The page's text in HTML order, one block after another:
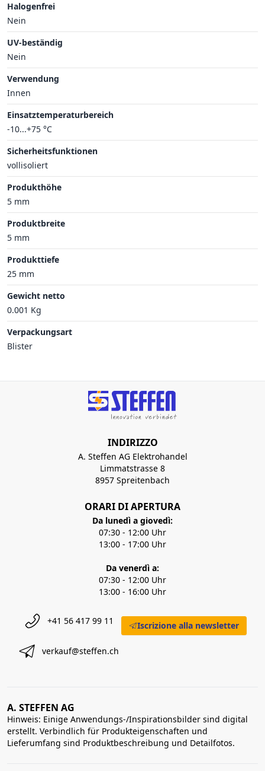
Halogenfrei
Nein
UV-beständig
Nein
Verwendung
Innen
Einsatztemperaturbereich
-10...+75 °C
Sicherheitsfunktionen
vollisoliert
Produkthöhe
5 mm
Produktbreite
5 mm
Produkttiefe
25 mm
Gewicht netto
0.001 Kg
Verpackungsart
Blister
INDIRIZZO
A. Steffen AG Elektrohandel
Limmatstrasse 8
8957 Spreitenbach
ORARI DI APERTURA
Da lunedì a giovedì:
07:30 - 12:00 Uhr
13:00 - 17:00 Uhr
Da venerdì a:
07:30 - 12:00 Uhr
13:00 - 16:00 Uhr
+41 56 417 99 11
verkauf@steffen.ch
Iscrizione alla newsletter
A. STEFFEN AG
Hinweis: Einige Anwendungs-/Inspirationsbilder sind digital
erstellt. Verbindlich für Produkteigenschaften und
Lieferumfang sind Produktbeschreibung und Detailfotos.